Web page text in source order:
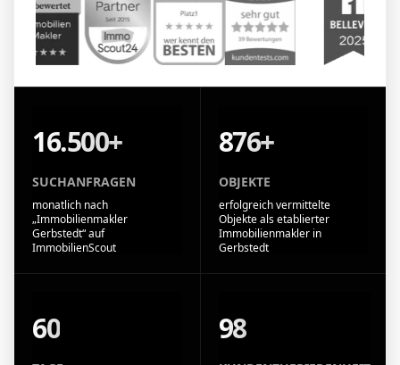
16.500+
SUCHANFRAGEN
monatlich nach
„Immobilienmakler
Gerbstedt“ auf
ImmobilienScout
876+
OBJEKTE
erfolgreich vermittelte
Objekte als etablierter
Immobilienmakler in
Gerbstedt
60 98